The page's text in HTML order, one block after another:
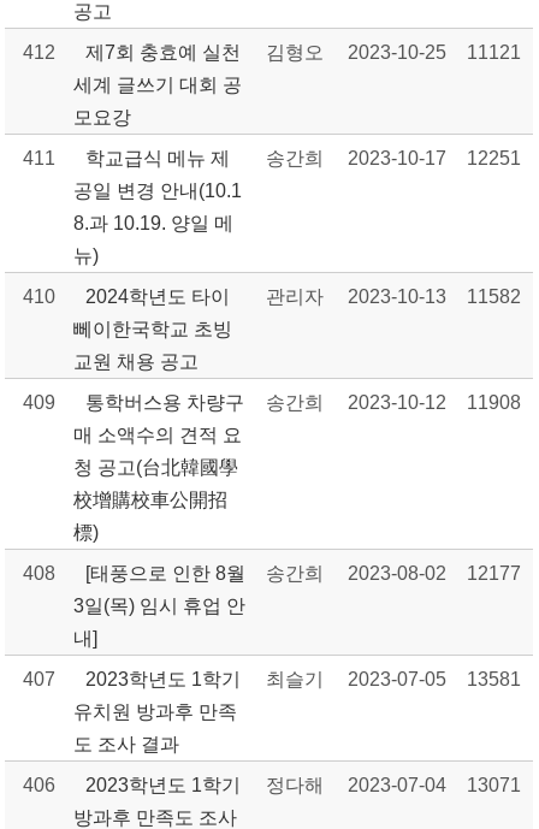
공고
412
제7회 충효예 실천
세계 글쓰기 대회 공
모요강
김형오 2023-10-25 11121
411
학교급식 메뉴 제
공일 변경 안내(10.1
8.과 10.19. 양일 메
뉴)
송간희 2023-10-17 12251
410
2024학년도 타이
뻬이한국학교 초빙
교원 채용 공고
관리자 2023-10-13 11582
409
통학버스용 차량구
매 소액수의 견적 요
청 공고(台北韓國學
校增購校車公開招
標)
송간희 2023-10-12 11908
408
[태풍으로 인한 8월
3일(목) 임시 휴업 안
내]
송간희 2023-08-02 12177
407
2023학년도 1학기
유치원 방과후 만족
도 조사 결과
최슬기 2023-07-05 13581
406
2023학년도 1학기
방과후 만족도 조사
정다해 2023-07-04 13071